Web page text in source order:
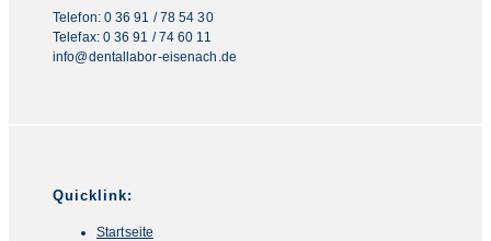
Telefon: 0 36 91 / 78 54 30
Telefax: 0 36 91 / 74 60 11
info@dentallabor-eisenach.de
Quicklink:
Startseite